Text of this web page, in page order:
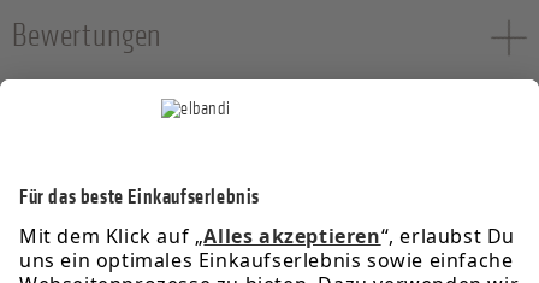
Bewertungen
Service-Hotline
Informationen